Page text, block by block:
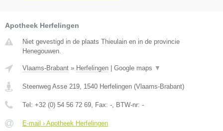
Apotheek Herfelingen
Niet gevestigd in de plaats Thieulain en in de provincie
Henegouwen.
Vlaams-Brabant » Herfelingen Google maps ▼
Steenweg Asse 219 1540 Herfelingen (Vlaams-Brabant)
Tel: +32 (0) 54 56 72 69 , Fax: - , BTW-nr: -
E-mail › Apotheek Herfelingen